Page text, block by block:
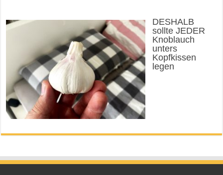
DESHALB
sollte JEDER
Knoblauch
unters
Kopfkissen
legen